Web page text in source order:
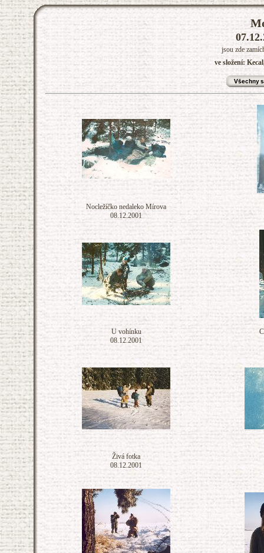
jsou zde
ve složení:
Nocležíčko nedaleko Mírova
08.12.2001
U vohínku
08.12.2001
Živá fotka
08.12.2001